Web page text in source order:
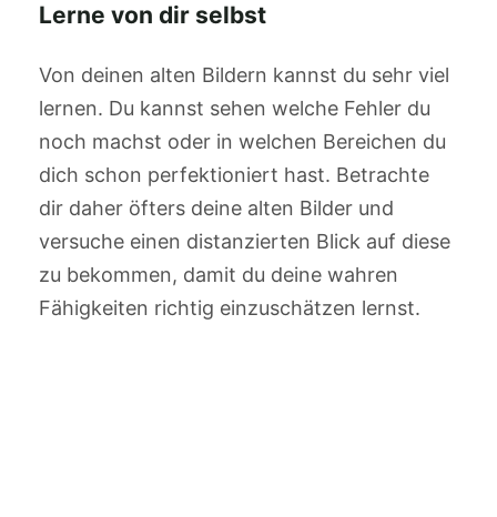
Lerne von dir selbst
Von deinen alten Bildern kannst du sehr viel
lernen. Du kannst sehen welche Fehler du
noch machst oder in welchen Bereichen du
dich schon perfektioniert hast. Betrachte
dir daher öfters deine alten Bilder und
versuche einen distanzierten Blick auf diese
zu bekommen, damit du deine wahren
Fähigkeiten richtig einzuschätzen lernst.